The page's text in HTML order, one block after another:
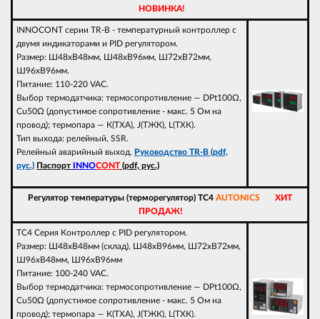
НОВИНКА!
INNOCONT серии TR-B - температурный контроллер с
двумя индикаторами и PID регулятором.
Размер: Ш48xВ48мм, Ш48xВ96мм, Ш72xВ72мм,
Ш96xВ96мм.
Питание: 110-220 VAC.
Выбор термодатчика: термосопротивление — DPt100Ω,
Cu50Ω (допустимое сопротивление - макс. 5 Ом на
провод); термопара — К(ТХА), J(ТЖК), L(ТХК).
Тип выхода: релейный, SSR.
Релейный аварийный выход. Руководство TR-B (pdf,
рус.) Паспорт INNOCONT (pdf, рус.)
Регулятор температуры (терморегулятор) TC4 AUTONICS ХИТ
ПРОДАЖ!
TC4 Серия Контроллер с PID регулятором.
Размер: Ш48xВ48мм (склад), Ш48xВ96мм, Ш72xВ72мм,
Ш96xВ48мм, Ш96xВ96мм
Питание: 100-240 VAC.
Выбор термодатчика: термосопротивление — DPt100Ω,
Cu50Ω (допустимое сопротивление - макс. 5 Ом на
провод); термопара — К(ТХА), J(ТЖК), L(ТХК).